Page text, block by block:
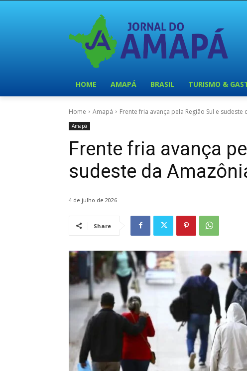
HOME AMAPÁ BRASIL TURISMO &
Home Amapá Frente fria avança pela Região Sul e sudeste
Amapá
Frente fria avança
sudeste da
4 de julho de 2026
Share